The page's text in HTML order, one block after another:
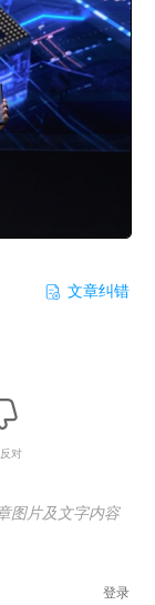
文章纠错
对
图片及文字内容
登录